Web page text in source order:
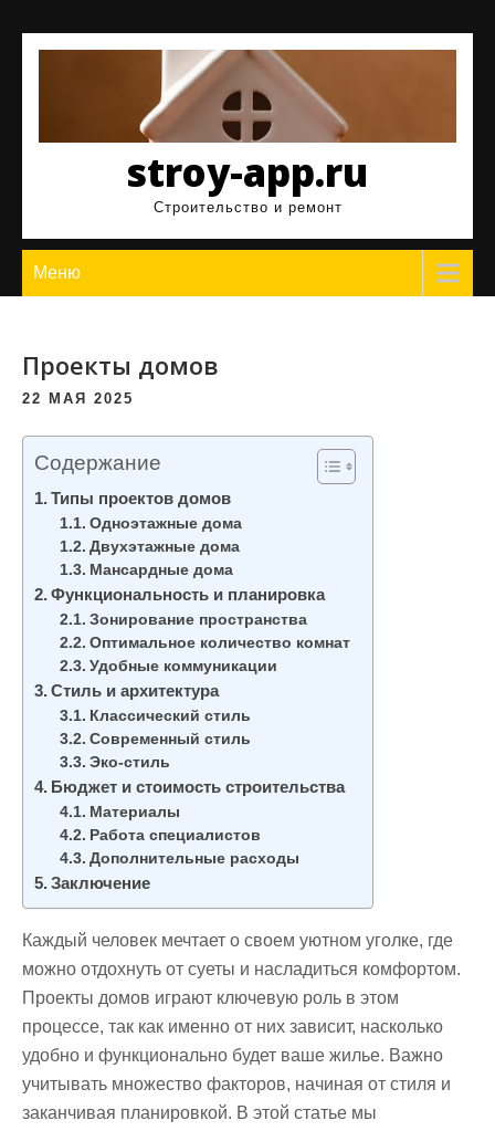
stroy-app.ru
Строительство и ремонт
Меню
Проекты домов
22 МАЯ 2025
Содержание
Типы проектов домов
Одноэтажные дома
Двухэтажные дома
Мансардные дома
Функциональность и планировка
Зонирование пространства
Оптимальное количество комнат
Удобные коммуникации
Стиль и архитектура
Классический стиль
Современный стиль
Эко-стиль
Бюджет и стоимость строительства
Материалы
Работа специалистов
Дополнительные расходы
Заключение
Каждый человек мечтает о своем уютном уголке, где
можно отдохнуть от суеты и насладиться комфортом.
Проекты домов играют ключевую роль в этом
процессе, так как именно от них зависит, насколько
удобно и функционально будет ваше жилье. Важно
учитывать множество факторов, начиная от стиля и
заканчивая планировкой. В этой статье мы